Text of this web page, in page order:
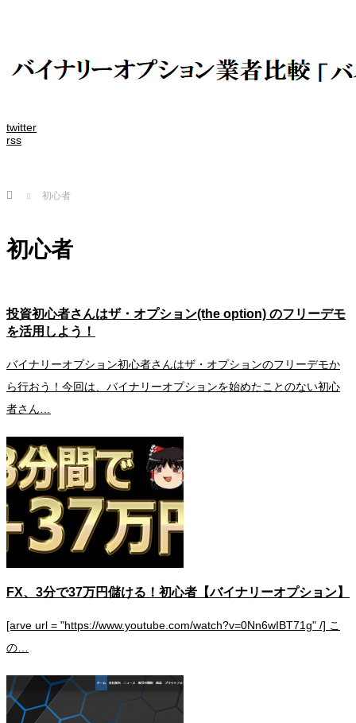
twitter
rss
Home 初心者
初心者
投資初心者さんはザ・オプション(the option) のフリーデモ
を活用しよう！
バイナリーオプション初心者さんはザ・オプションのフリーデモか
ら行おう！今回は、バイナリーオプションを始めたことのない初心
者さん…
FX、3分で37万円儲ける！初心者【バイナリーオプション】
[arve url = "https://www.youtube.com/watch?v=0Nn6wIBT71g" /] こ
の…